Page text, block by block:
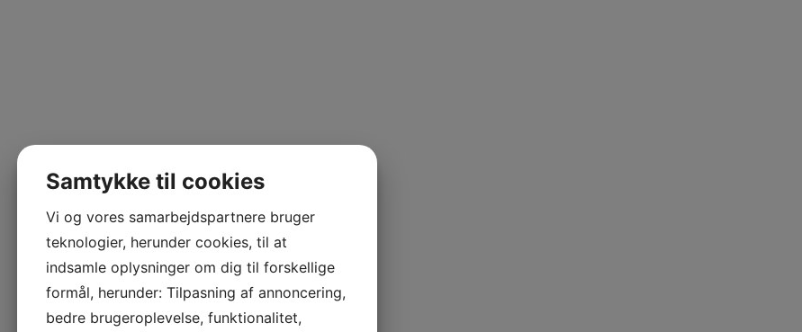
Samtykke til cookies
Vi og vores samarbejdspartnere bruger
teknologier, herunder cookies, til at
indsamle oplysninger om dig til forskellige
formål, herunder: Tilpasning af annoncering,
bedre brugeroplevelse, funktionalitet,